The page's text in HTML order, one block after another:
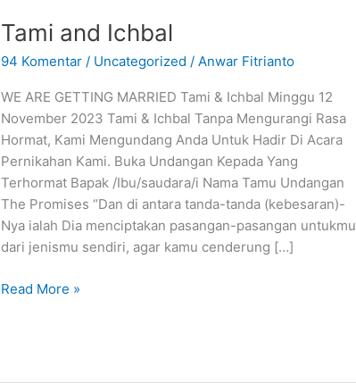
Tami and Ichbal
94 Komentar / Uncategorized /Anwar Fitrianto
WE ARE GETTING MARRIED Tami & Ichbal Minggu 12
November 2023 Tami & Ichbal Tanpa Mengurangi Rasa
Hormat, Kami Mengundang Anda Untuk Hadir Di Acara
Pernikahan Kami. Buka Undangan Kepada Yang
Terhormat Bapak /Ibu/saudara/i Nama Tamu Undangan
The Promises “Dan di antara tanda-tanda (kebesaran)-
Nya ialah Dia menciptakan pasangan-pasangan untukmu
dari jenismu sendiri, agar kamu cenderung […]
Read More »